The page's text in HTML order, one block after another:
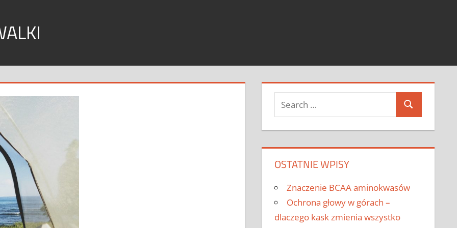
Search
for:
Search
OSTATNIE WPISY
Znaczenie BCAA aminokwasów
Ochrona głowy w górach –
dlaczego kask zmienia wszystko